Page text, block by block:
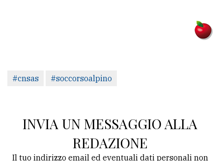
#cnsas #soccorsoalpino
INVIA UN MESSAGGIO ALLA
REDAZIONE
Il tuo indirizzo email ed eventuali dati personali non